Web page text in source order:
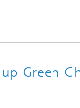
Green